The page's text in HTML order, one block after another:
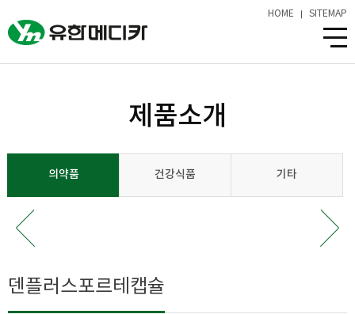
HOME SITEMAP
제품소개
의약품 건강식품 기타
덴플러스포르테캡슐